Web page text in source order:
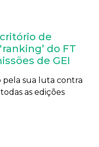
de
do FT
de GEI
pela sua luta contra
as edições